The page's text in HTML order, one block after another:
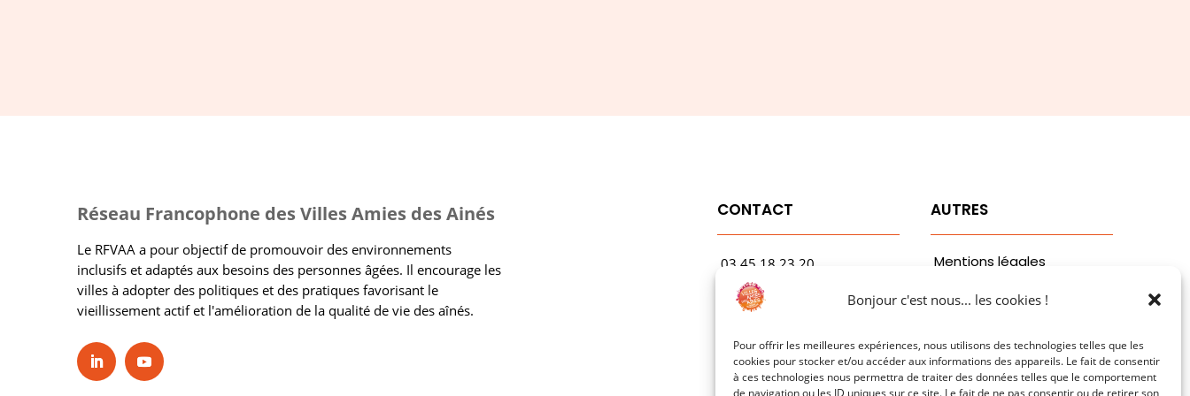
Bonjour c'est nous... les cookies !
Pour offrir les meilleures expériences, nous utilisons des technologies telles que les
cookies pour stocker et/ou accéder aux informations des appareils. Le fait de consentir
à ces technologies nous permettra de traiter des données telles que le comportement
de navigation ou les ID uniques sur ce site. Le fait de ne pas consentir ou de retirer son
Réseau Francophone des Villes Amies des Ainés
Le RFVAA a pour objectif de promouvoir des environnements
inclusifs et adaptés aux besoins des personnes âgées. Il encourage les
villes à adopter des politiques et des pratiques favorisant le
vieillissement actif et l'amélioration de la qualité de vie des aînés.
CONTACT
03.45.18.23.20
contact@rfvaa.com
1 Avenue Garibaldi
AUTRES
Mentions légales
Politiques de